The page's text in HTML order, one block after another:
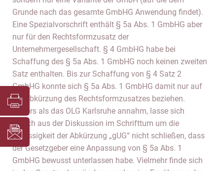
Grunde nach das gesamte GmbHG Anwendung findet).
Eine Spezialvorschrift enthält § 5a Abs. 1 GmbHG aber
nur für den Rechtsformzusatz der
Unternehmergesellschaft. § 4 GmbHG habe bei
Schaffung des § 5a Abs. 1 GmbHG noch keinen zweiten
Satz enthalten. Bis zur Schaffung von § 4 Satz 2
GmbHG konnte sich § 5a Abs. 1 GmbHG damit nur auf
die Abkürzung des Rechtsformzusatzes beziehen.
Anders als das OLG Karlsruhe annahm, lasse sich
jedoch aus der Diskussion im Schrifttum um die
Zulässigkeit der Abkürzung „gUG“ nicht schließen, dass
der Gesetzgeber eine Anpassung von § 5a Abs. 1
GmbHG bewusst unterlassen habe. Vielmehr finde sich